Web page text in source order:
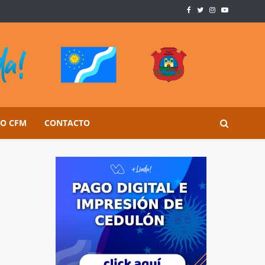
CFM CONTACTO